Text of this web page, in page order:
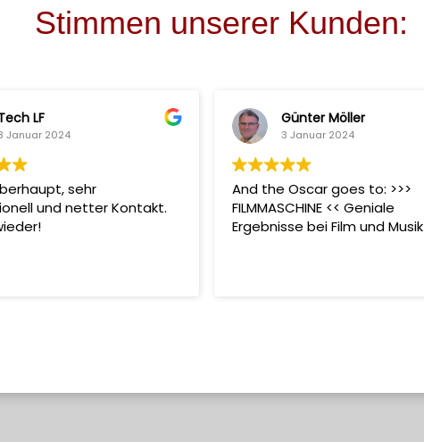
Stimmen unserer Kunden:
LF
Januar 2024
sehr
und netter Kontakt.
Günter Möller
3 Januar 2024
And the Oscar goes to: >>>
FILMMASCHINE << Geniale
Ergebnisse bei Film und Musik